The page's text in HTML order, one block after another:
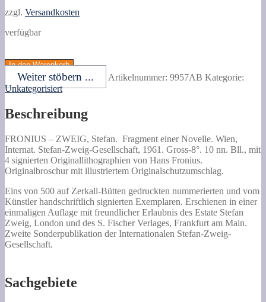
zzgl. Versandkosten
verfügbar
Stefan.
Fragment
einer
Novelle.
In den Warenkorb
Weiter stöbern ... Artikelnummer: 9957AB Kategorie:
Unkategorisiert
Beschreibung
FRONIUS – ZWEIG, Stefan. Fragment einer Novelle. Wien,
Internat. Stefan-Zweig-Gesellschaft, 1961. Gross-8°. 10 nn. Bll., mit
4 signierten Originallithographien von Hans Fronius.
Originalbroschur mit illustriertem Originalschutzumschlag.
Eins von 500 auf Zerkall-Bütten gedruckten nummerierten und vom
Künstler handschriftlich signierten Exemplaren. Erschienen in einer
einmaligen Auflage mit freundlicher Erlaubnis des Estate Stefan
Zweig, London und des S. Fischer Verlages, Frankfurt am Main.
Zweite Sonderpublikation der Internationalen Stefan-Zweig-
Gesellschaft.
Sachgebiete